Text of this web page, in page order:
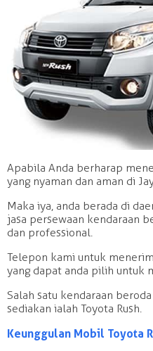
Apabila Anda berharap
yang nyaman dan aman di
Maka iya, anda berada di
jasa persewaan kendaraan
dan professional.
Telepon kami untuk
yang dapat anda pilih untuk
Salah satu kendaraan
sediakan ialah Toyota Rush.
Keunggulan Mobil Toyota